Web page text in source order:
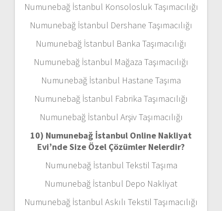
Numunebağ İstanbul Konsolosluk Taşımacılığı
Numunebağ İstanbul Dershane Taşımacılığı
Numunebağ İstanbul Banka Taşımacılığı
Numunebağ İstanbul Mağaza Taşımacılığı
Numunebağ İstanbul Hastane Taşıma
Numunebağ İstanbul Fabrika Taşımacılığı
Numunebağ İstanbul Arşiv Taşımacılığı
10) Numunebağ İstanbul Online Nakliyat
Evi’nde Size Özel Çözümler Nelerdir?
Numunebağ İstanbul Tekstil Taşıma
Numunebağ İstanbul Depo Nakliyat
Numunebağ İstanbul Askılı Tekstil Taşımacılığı